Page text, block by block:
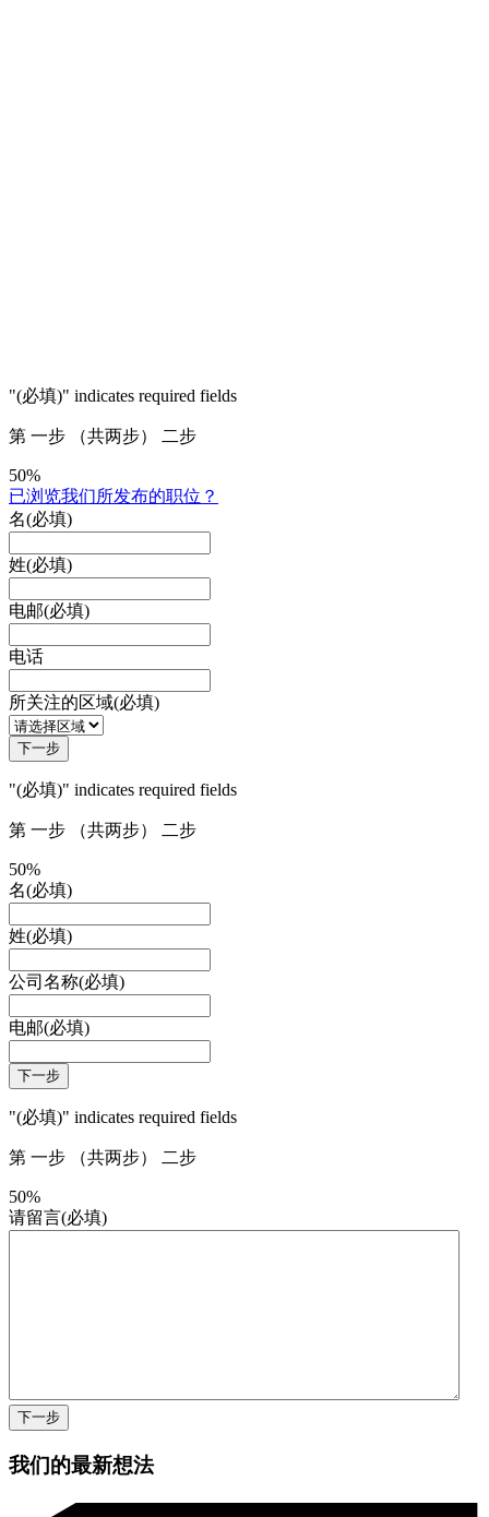
"(必填)" indicates required fields
第 一步 （共两步） 二步
50%
已浏览我们所发布的职位？
名(必填)
姓(必填)
电邮(必填)
电话
所关注的区域(必填)
"(必填)" indicates required fields
第 一步 （共两步） 二步
50%
名(必填)
姓(必填)
公司名称(必填)
电邮(必填)
"(必填)" indicates required fields
第 一步 （共两步） 二步
50%
请留言(必填)
我们的最新想法